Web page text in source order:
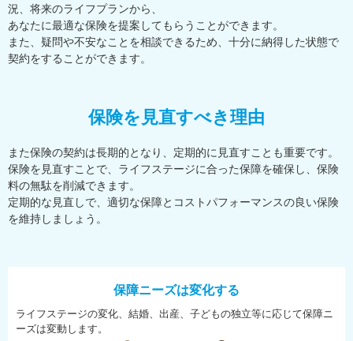
況、将来のライフプランから、
あなたに最適な保険を提案してもらうことができます。
また、疑問や不安なことを相談できるため、十分に納得した状態で
契約をすることができます。
保険を見直すべき理由
また保険の契約は長期的となり、定期的に見直すことも重要です。
保険を見直すことで、ライフステージに合った保障を確保し、保険
料の無駄を削減できます。
定期的な見直しで、適切な保障とコストパフォーマンスの良い保険
を維持しましょう。
保障ニーズは変化する
ライフステージの変化、結婚、 出産、子どもの独立等に応じて保障ニ
ーズは変動します。